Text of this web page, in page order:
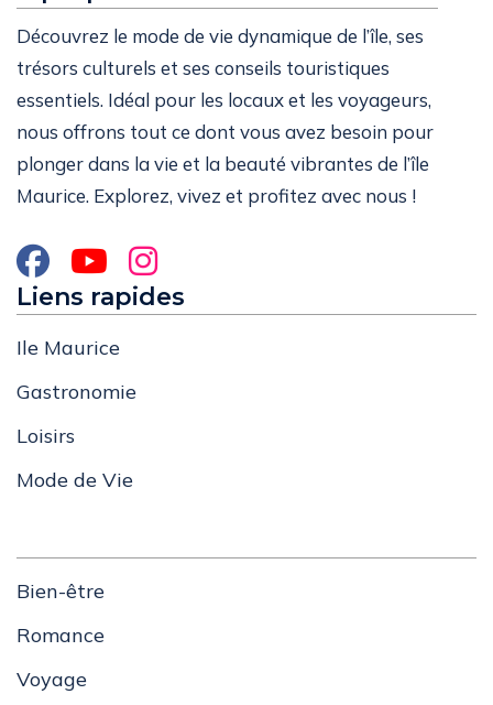
Découvrez le mode de vie dynamique de l’île, ses
trésors culturels et ses conseils touristiques
essentiels. Idéal pour les locaux et les voyageurs,
nous offrons tout ce dont vous avez besoin pour
plonger dans la vie et la beauté vibrantes de l’île
Maurice. Explorez, vivez et profitez avec nous !
Liens rapides
Ile Maurice
Gastronomie
Loisirs
Mode de Vie
Bien-être
Romance
Voyage